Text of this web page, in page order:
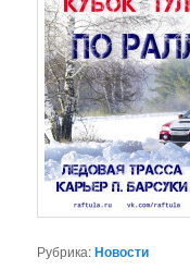
Рубрика:Новости